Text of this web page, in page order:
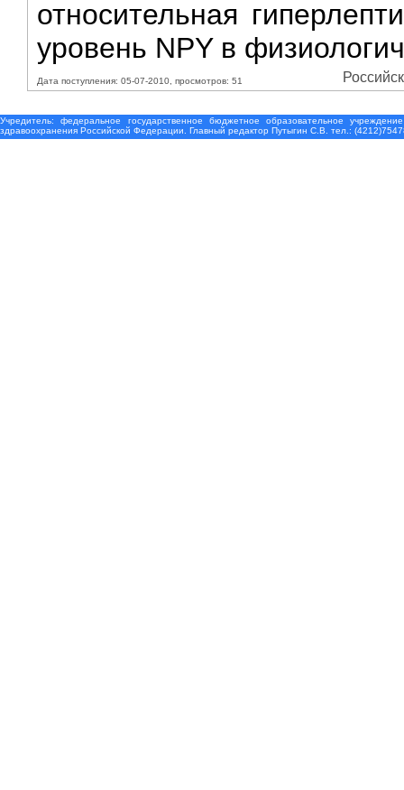
относительная
уровень NPY в
Дата поступления: 05-07-2010, просмотров: 51
Учредитель: федеральное государственное бюджетное образовательное
здравоохранения Российской Федерации. Главный редактор Путыгин С.В. тел.: